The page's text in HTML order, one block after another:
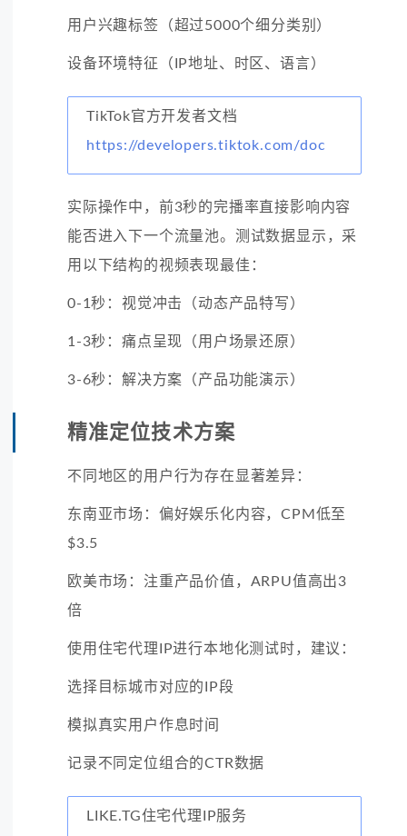
用户兴趣标签（超过5000个细分类别）
设备环境特征（IP地址、时区、语言）
TikTok官方开发者文档
https://developers.tiktok.com/doc
实际操作中，前3秒的完播率直接影响内容
能否进入下一个流量池。测试数据显示，采
用以下结构的视频表现最佳：
0-1秒：视觉冲击（动态产品特写）
1-3秒：痛点呈现（用户场景还原）
3-6秒：解决方案（产品功能演示）
精准定位技术方案
不同地区的用户行为存在显著差异：
东南亚市场：偏好娱乐化内容，CPM低至
$3.5
欧美市场：注重产品价值，ARPU值高出3
倍
使用住宅代理IP进行本地化测试时，建议：
选择目标城市对应的IP段
模拟真实用户作息时间
记录不同定位组合的CTR数据
LIKE.TG住宅代理IP服务